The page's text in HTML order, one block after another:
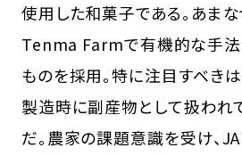
使用した和菓子である。あま
Tenma Farmで有機的な手法
ものを採用。特に注目すべき
製造時に副産物として扱われ
だ。農家の課題意識を受け、